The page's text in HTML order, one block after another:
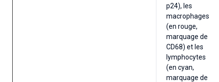
p24), les
macrophages
(en rouge,
marquage de
CD68) et les
lymphocytes
(en cyan,
marquage de